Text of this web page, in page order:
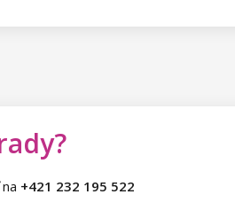
+421 232 195 522